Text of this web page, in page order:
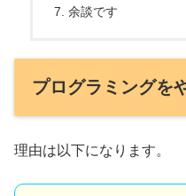
余談です
プログラミングを
理由は以下になります。